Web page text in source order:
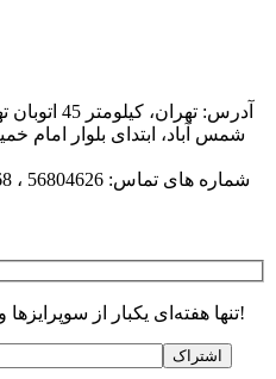
آدرس:
شمس آباد، ابتدای بلوار امام
شماره های تماس: 56804626 ، 56804668 ، 56804630 ، 56804657
تنها هفته‌ای یکبار از سوپرایزها و اتفاقات هیجان انگیز باخبر شوید!
اشتراک